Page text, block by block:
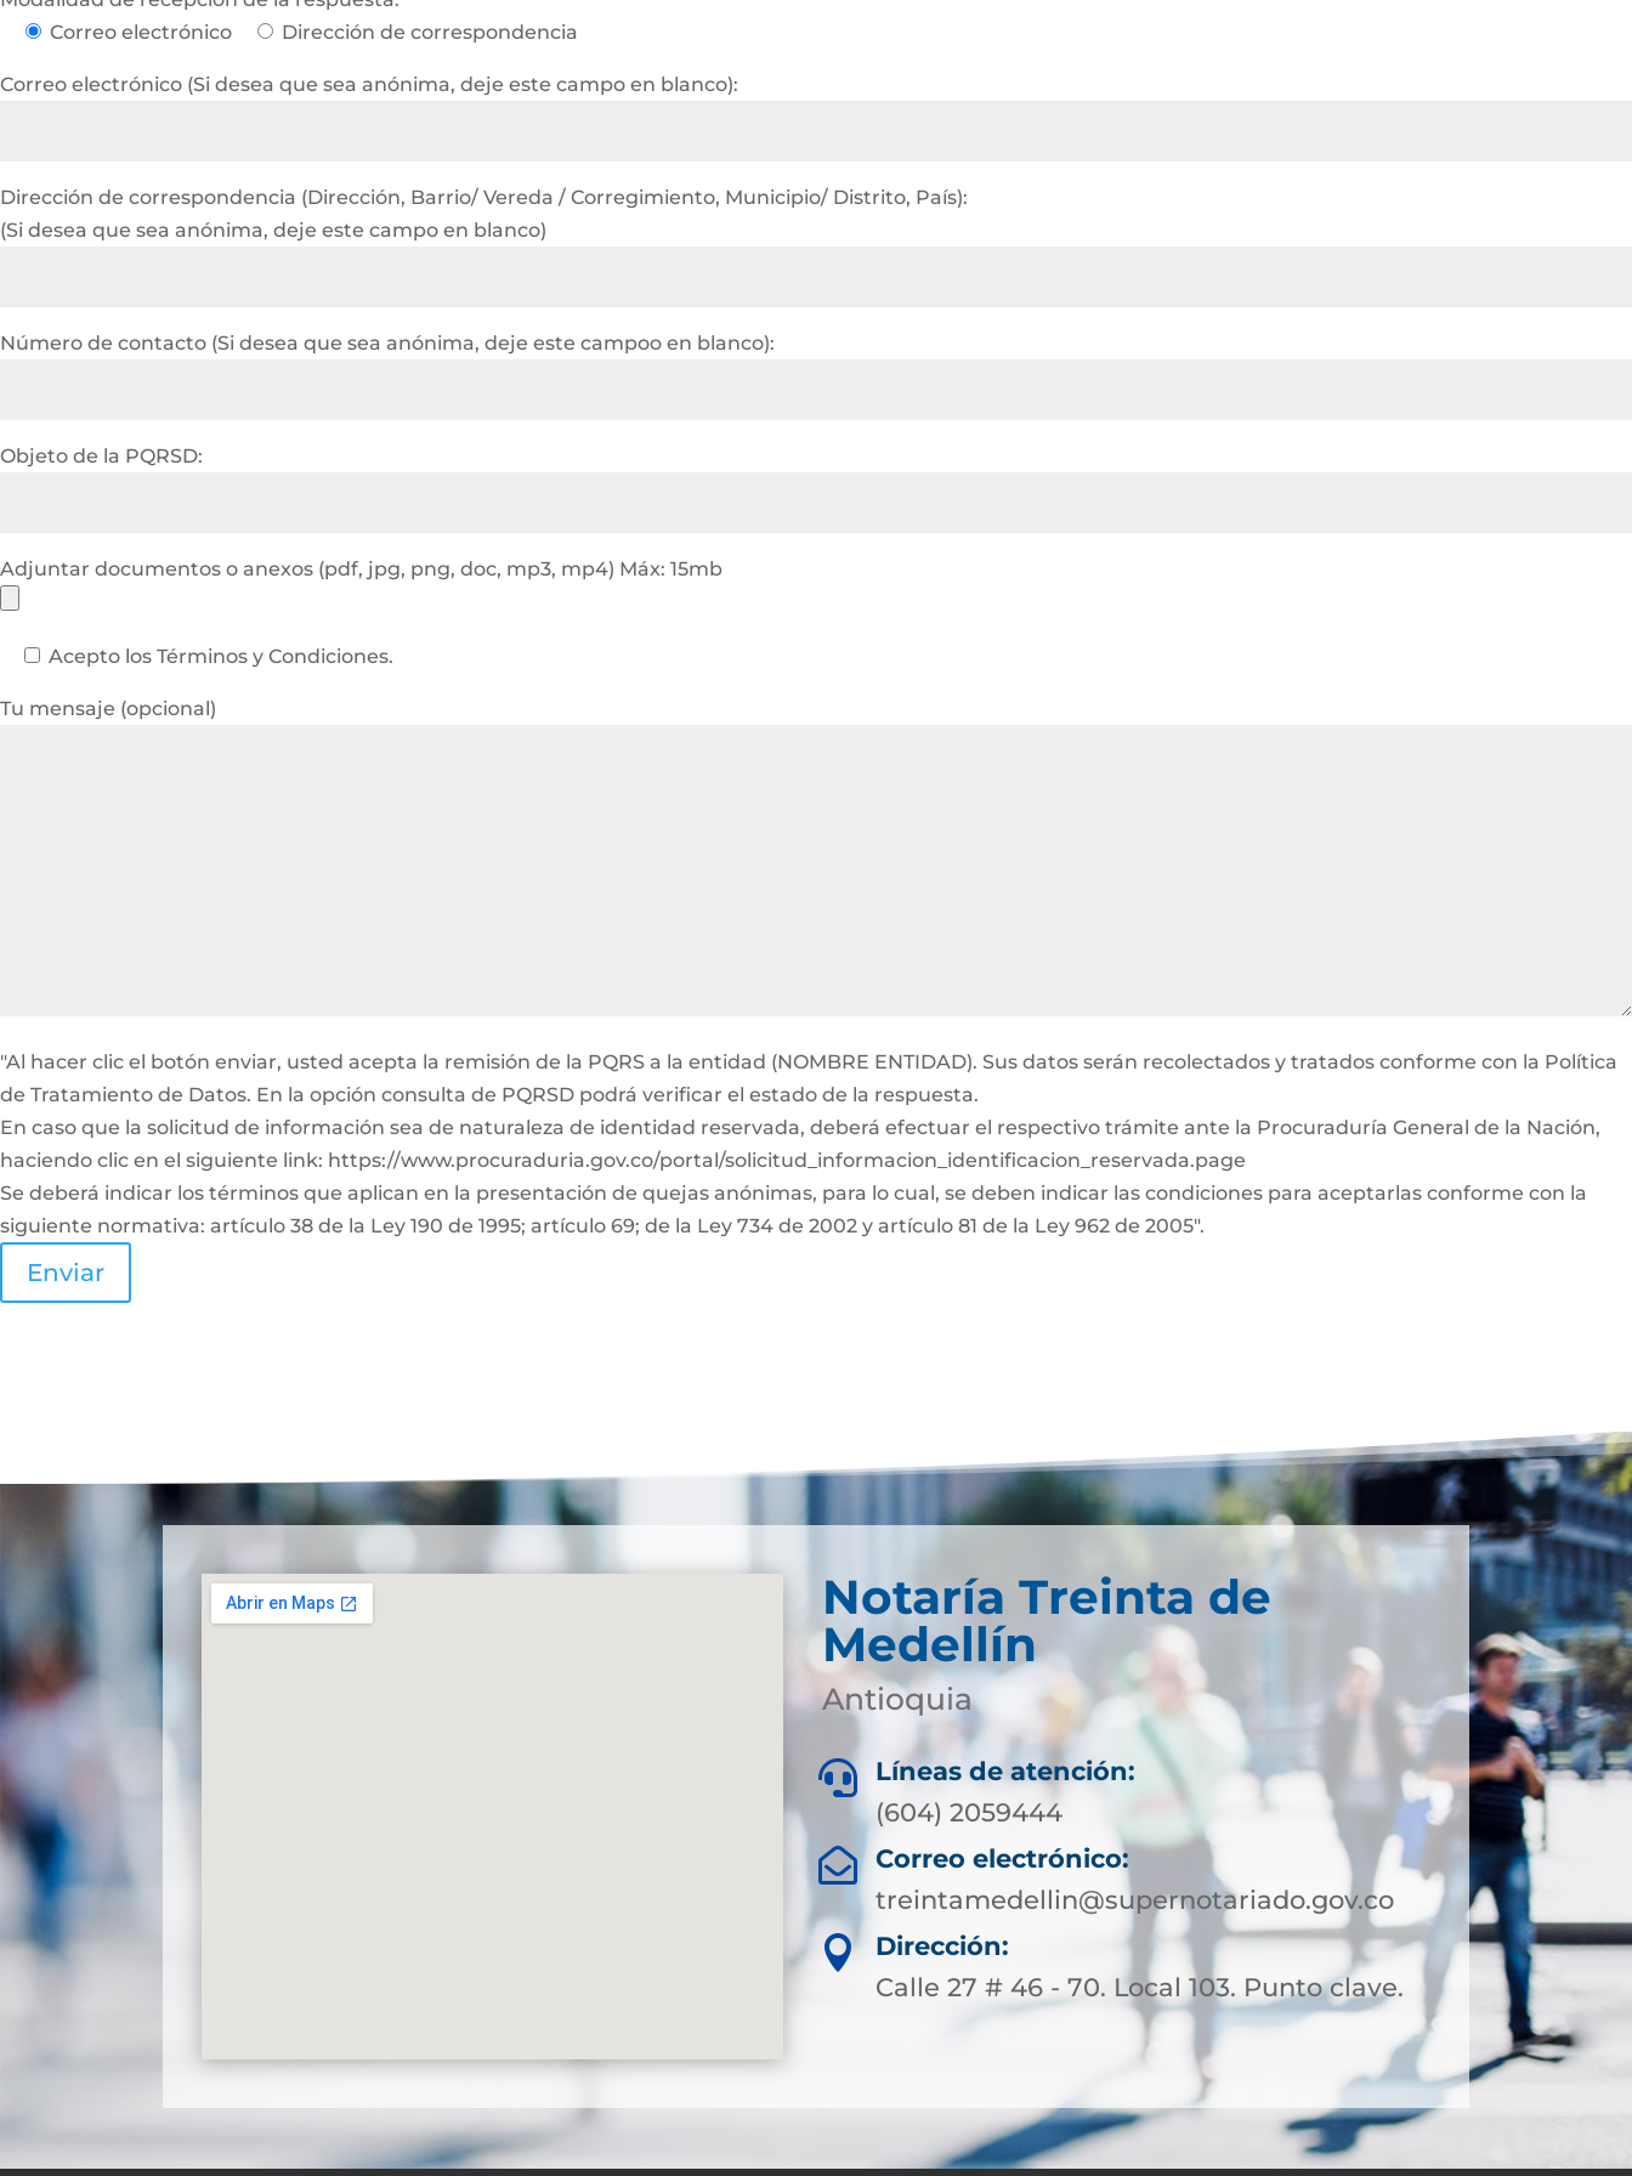
Correo electrónico
Dirección de correspondencia
Correo electrónico (Si desea que sea anónima, deje este campo en blanco):
Dirección de correspondencia (Dirección, Barrio/ Vereda / Corregimiento, Municipio/ Distrito, País):
(Si desea que sea anónima, deje este campo en blanco)
Número de contacto (Si desea que sea anónima, deje este campoo en blanco):
Objeto de la PQRSD:
Adjuntar documentos o anexos (pdf, jpg, png, doc, mp3, mp4) Máx: 15mb
Acepto los Términos y Condiciones.
Tu mensaje (opcional)
"Al hacer clic el botón enviar, usted acepta la remisión de la PQRS a la entidad (NOMBRE ENTIDAD). Sus datos serán recolectados y tratados conforme con la Política
de Tratamiento de Datos. En la opción consulta de PQRSD podrá verificar el estado de la respuesta.
En caso que la solicitud de información sea de naturaleza de identidad reservada, deberá efectuar el respectivo trámite ante la Procuraduría General de la Nación,
haciendo clic en el siguiente link: https://www.procuraduria.gov.co/portal/solicitud_informacion_identificacion_reservada.page
Se deberá indicar los términos que aplican en la presentación de quejas anónimas, para lo cual, se deben indicar las condiciones para aceptarlas conforme con la
siguiente normativa: artículo 38 de la Ley 190 de 1995; artículo 69; de la Ley 734 de 2002 y artículo 81 de la Ley 962 de 2005".
Enviar
Notaría Treinta de
Medellín
Antioquia

Líneas de atención:
(604) 2059444

Correo electrónico:
treintamedellin@supernotariado.gov.co

Dirección:
Calle 27 # 46 - 70. Local 103. Punto clave.